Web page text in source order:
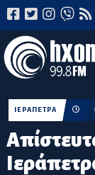
ΙΕΡΑΠΕΤΡΑ